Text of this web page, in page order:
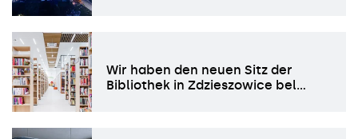
Wir haben den neuen Sitz der
Bibliothek in Zdzieszowice bel…